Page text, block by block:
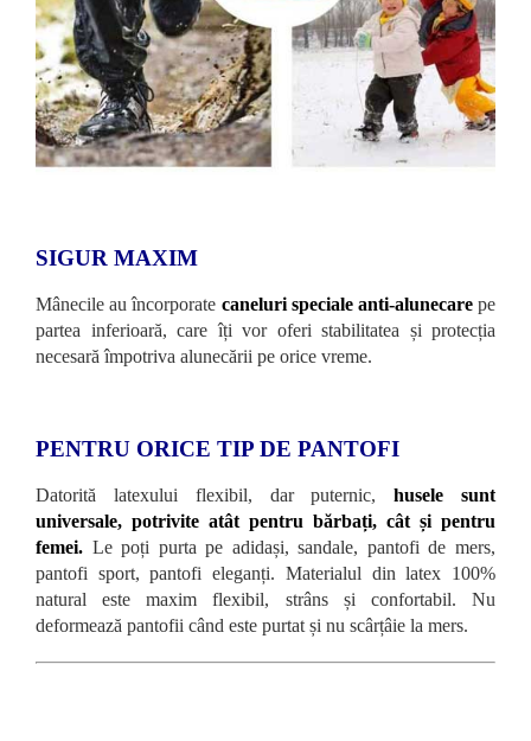
SIGUR MAXIM
Mânecile au încorporate caneluri speciale anti-alunecarepe
partea inferioară, care îți vor oferi stabilitatea și protecția
necesară împotriva alunecării pe orice vreme.
PENTRU ORICE TIP DE PANTOFI
Datorită latexului flexibil, dar puternic,
husele sunt
universale, potrivite atât pentru bărbați, cât și pentru
femei. Le poți purta pe adidași, sandale, pantofi de mers,
pantofi sport, pantofi eleganți. Materialul din latex 100%
natural este maxim flexibil, strâns și confortabil. Nu
deformează pantofii când este purtat și nu scârțâie la mers.